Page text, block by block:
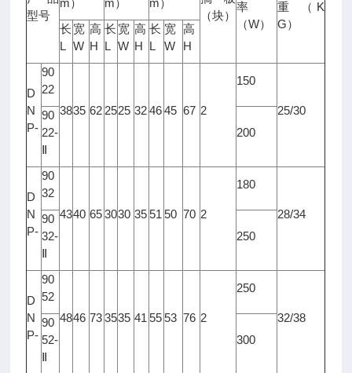
型号
m ） m ） m ）
（块）
率
（W）
重 （ K
G）
长
L
宽
W
高
H
长
L
宽
W
高
H
长
L
宽
W
高
H
D
N
P-
90
22
3835 62 2525 32 46 45 67 2
150
25/30
90
22-
200
D
N
P-
90
32
4340 65 3030 35 51 50 70 2
180
28/34
90
32-
250
D
N
P-
90
52
4846 73 3535 41 55 53 76 2
250
32/38
90
52-
300